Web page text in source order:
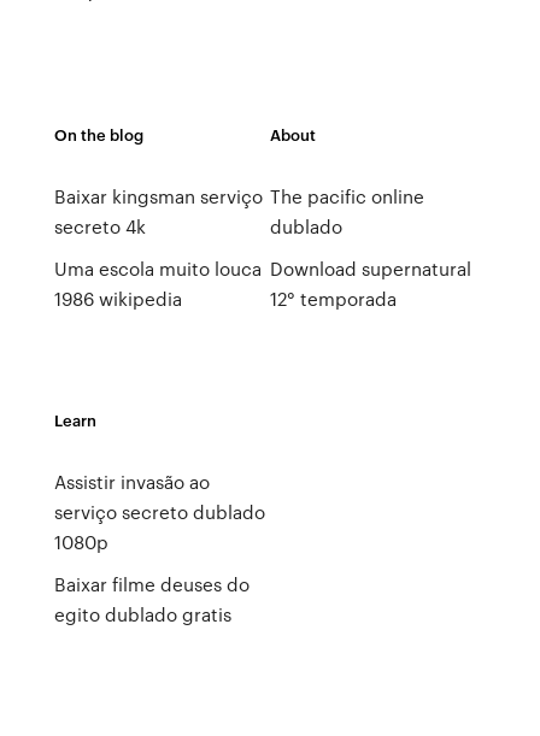
On the blog
Baixar kingsman serviço
secreto 4k
Uma escola muito louca
1986 wikipedia
About
The pacific online
dublado
Download supernatural
12° temporada
Learn
Assistir invasão ao
serviço secreto dublado
1080p
Baixar filme deuses do
egito dublado gratis